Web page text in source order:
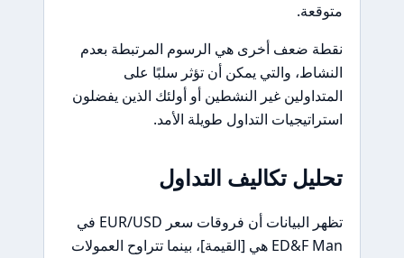
متوقعة.
نقطة ضعف أخرى هي الرسوم المرتبطة بعدم
النشاط، والتي يمكن أن تؤثر سلبًا على
المتداولين غير النشطين أو أولئك الذين يفضلون
استراتيجيات التداول طويلة الأمد.
تحليل تكاليف التداول
تظهر البيانات أن فروقات سعر EUR/USD في
ED&F Man هي [القيمة]، بينما تتراوح العمولات